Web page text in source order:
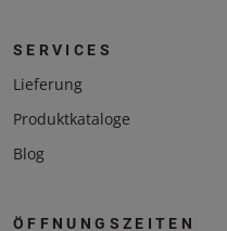
SERVICES
Lieferung
Produktkataloge
Blog
ÖFFNUNGSZEITEN